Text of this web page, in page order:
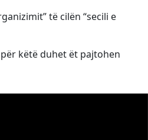
të cilën “secili e
këtë duhet ët pajtohen